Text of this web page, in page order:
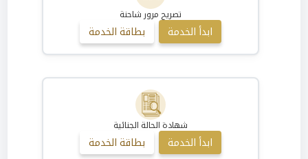
تصريح مرور شاحنة
ابدأ الخدمة بطاقة الخدمة
شهادة الحالة الجنائية
ابدأ الخدمة بطاقة الخدمة